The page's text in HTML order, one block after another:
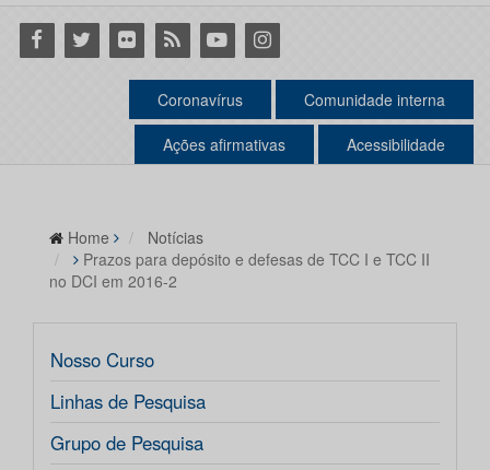
Facebook
Twitter Flickr RSS YoutubeInstagram
Coronavírus Comunidade interna
Ações afirmativas Acessibilidade
Home
Notícias
Prazos para depósito e defesas de TCC I e TCC II
no DCI em 2016-2
Nosso Curso
Linhas de Pesquisa
Grupo de Pesquisa